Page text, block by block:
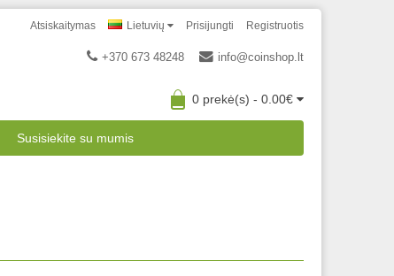
Prisijungti Registruotis
Atsiskaitymas Lietuvių
+370 673 48248 info@coinshop.lt
0 prekė(s) - 0.00€
Susisiekite su mumis